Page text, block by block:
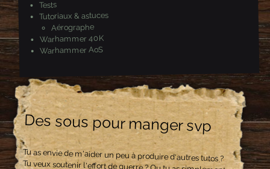
Tests
Tutoriaux & astuces
Aérographe
Warhammer 40K
Warhammer AoS
Des sous pour manger svp
Tu as envie de m'aider un peu à produire d'autres tutos ?
Tu veux soutenir l'effort de guerre ? Ou tu as simplement